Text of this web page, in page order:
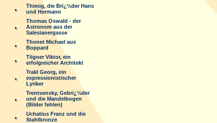
Thimig, die Brï¿½der Hans
und Hermann
Thomas Oswald - der
Astronom aus der
Salesianergasse
Thonet Michael aus
Boppard
Tilgner Viktor, ein
erfolgreicher Architekt
Trakl Georg, ein
expressionistischer
Lyriker
Trentsensky, Gebrï¿½der
und die Mandelbogen
(Bilder fehlen)
Uchatius Franz und die
Stahlbronze